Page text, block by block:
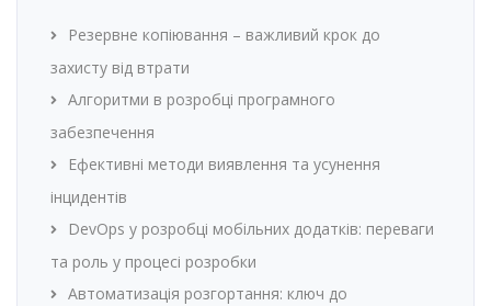
Резервне копіювання – важливий крок до
захисту від втрати
Алгоритми в розробці програмного
забезпечення
Ефективні методи виявлення та усунення
інцидентів
DevOps у розробці мобільних додатків: переваги
та роль у процесі розробки
Автоматизація розгортання: ключ до